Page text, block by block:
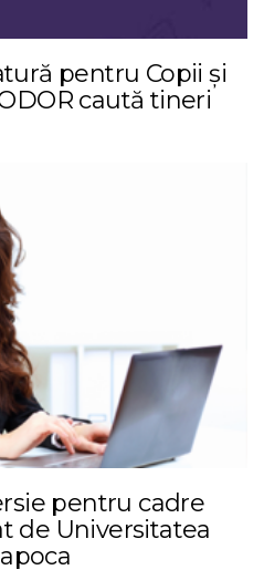
pentru Copii și
caută tineri
pentru cadre
de Universitatea